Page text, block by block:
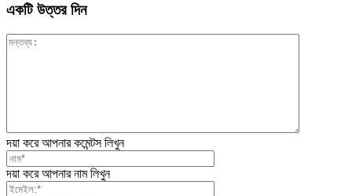
একটি উত্তর দিন
দয়া করে আপনার কমেন্টস লিখুন
দয়া করে আপনার নাম লিখুন